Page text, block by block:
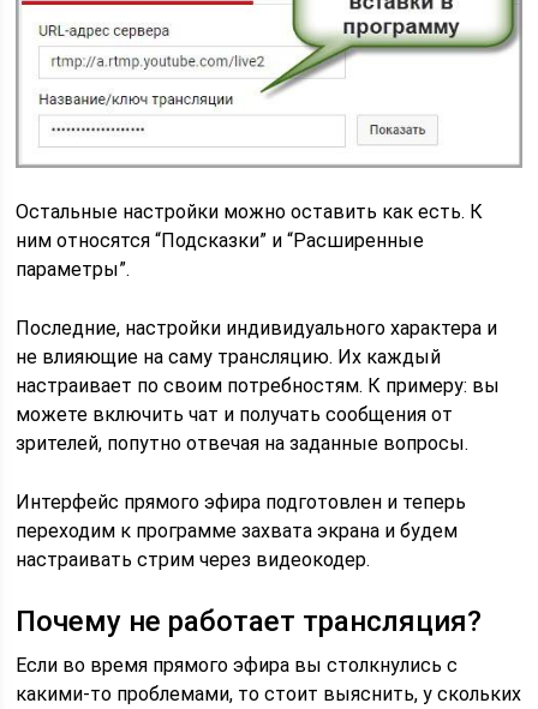
Остальные настройки можно оставить как есть. К
ним относятся “Подсказки” и “Расширенные
параметры”.
Последние, настройки индивидуального характера и
не влияющие на саму трансляцию. Их каждый
настраивает по своим потребностям. К примеру: вы
можете включить чат и получать сообщения от
зрителей, попутно отвечая на заданные вопросы.
Интерфейс прямого эфира подготовлен и теперь
переходим к программе захвата экрана и будем
настраивать стрим через видеокодер.
Почему не работает трансляция?
Если во время прямого эфира вы столкнулись с
какими-то проблемами, то стоит выяснить, у скольких